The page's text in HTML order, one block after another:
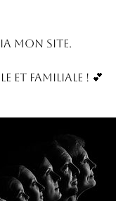
mon site.
et familiale ! 💕